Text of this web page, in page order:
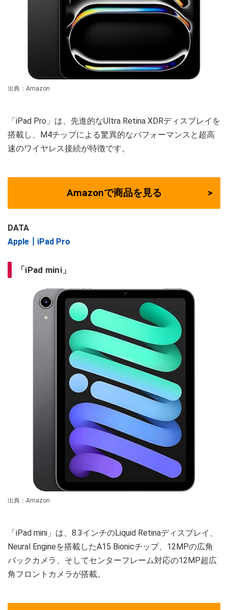
出典：Amazon
「iPad Pro」は、先進的なUltra Retina XDRディスプレイを
搭載し、M4チップによる驚異的なパフォーマンスと超高
速のワイヤレス接続が特徴です。
Amazonで商品を見る
DATA
Apple┃iPad Pro
「iPad mini」
出典：Amazon
「iPad mini」は、8.3インチのLiquid Retinaディスプレイ、
Neural Engineを搭載したA15 Bionicチップ、12MPの広角
バックカメラ、そしてセンターフレーム対応の12MP超広
角フロントカメラが搭載。